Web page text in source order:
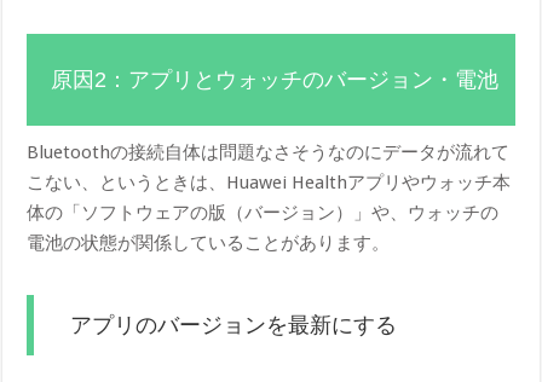
原因2：アプリとウォッチのバージョン・電池
Bluetoothの接続自体は問題なさそうなのにデータが流れて
こない、というときは、Huawei Healthアプリやウォッチ本
体の「ソフトウェアの版（バージョン）」や、ウォッチの
電池の状態が関係していることがあります。
アプリのバージョンを最新にする